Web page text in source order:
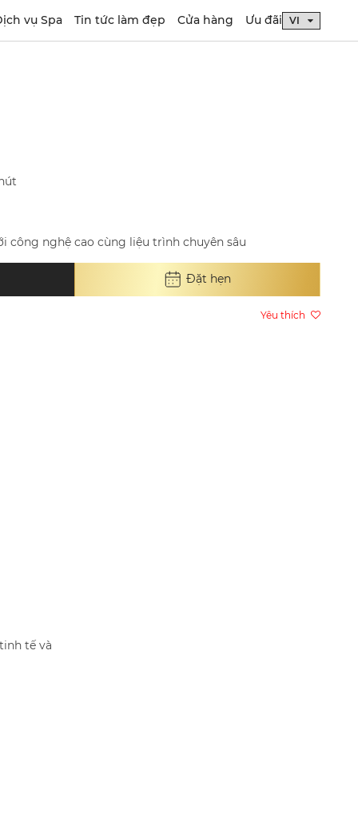
vụ Spa Tin tức làm đẹp Cửa hàng Ưu đãi
công nghệ cao cùng liệu trình chuyên sâu
Đặt hẹn
Yêu thích
tế và